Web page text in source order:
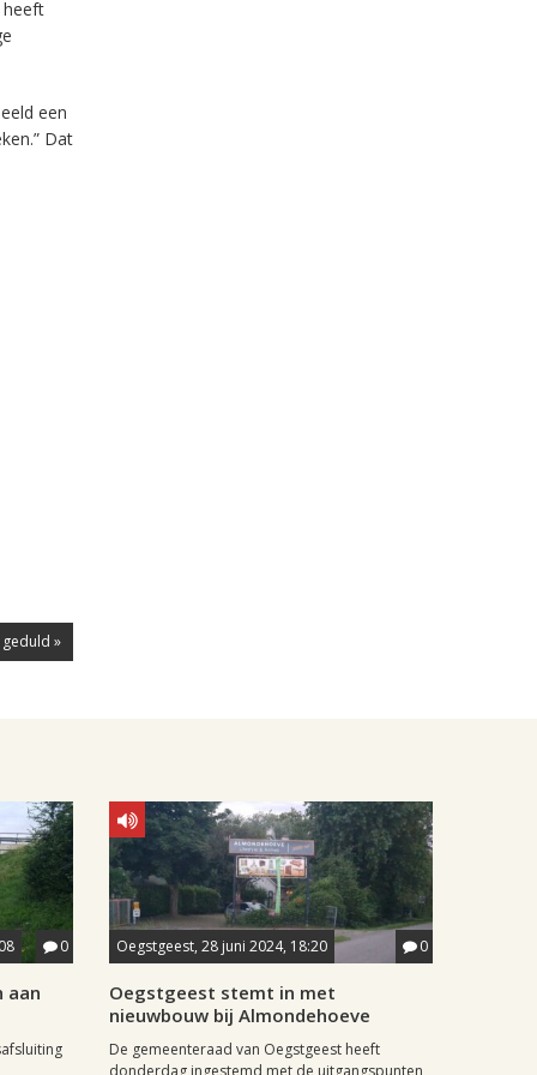
heeft
een
Dat
»
0
aan
Oegstgeest, 28 juni 2024, 18:20 0
Oegstgeest stemt in met
nieuwbouw bij Almondehoeve
De gemeenteraad van Oegstgeest heeft
donderdag ingestemd met de uitgangspunten